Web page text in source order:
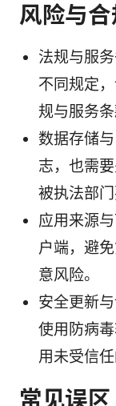
风险与
法规与服
不同规定
规与服务条
数据存储
志，也需
被执法部门
应用来源
户端，避
意风险。
安全更新
使用防病
用未受信任
常见误区